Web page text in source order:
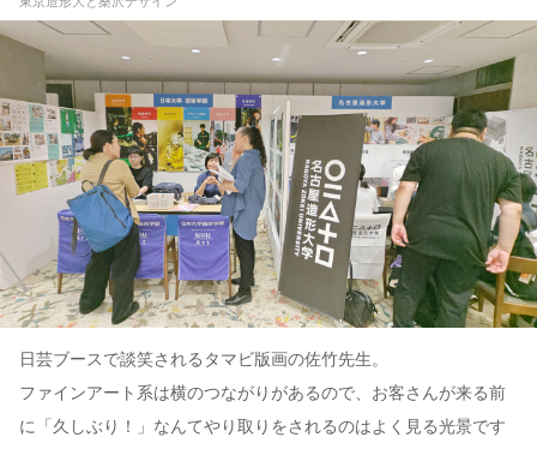
日芸ブースで談笑されるタマビ版画の佐竹先生。
ファインアート系は横のつながりがあるので、お客さんが来る前
に「久しぶり！」なんてやり取りをされるのはよく見る光景です